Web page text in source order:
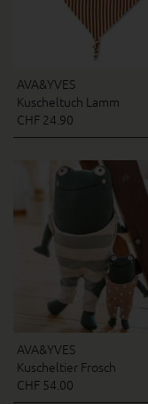
AVA&YVES
Kuscheltuch Lamm
CHF 24.90
AVA&YVES
Kuscheltier Frosch
CHF 54.00